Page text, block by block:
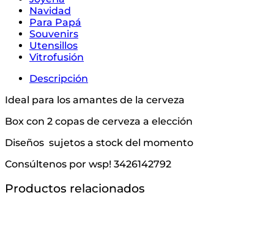
Navidad
Para Papá
Souvenirs
Utensillos
Vitrofusión
Descripción
Ideal para los amantes de la cerveza
Box con 2 copas de cerveza a elección
Diseños sujetos a stock del momento
Consúltenos por wsp! 3426142792
Productos relacionados